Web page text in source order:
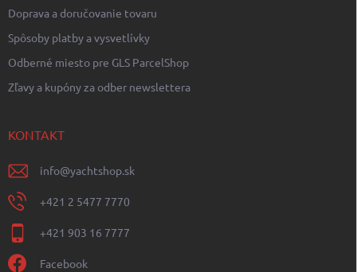
Doprava a doručovanie tovaru
Spôsoby platby a vysvetlívky
Odberné miesto pre GLS ParcelShop
Zľavy a kupóny za odber newslettera
KONTAKT
info@yachtshop.sk
+421 2 5477 7770
+421 903 16 7777
Facebook